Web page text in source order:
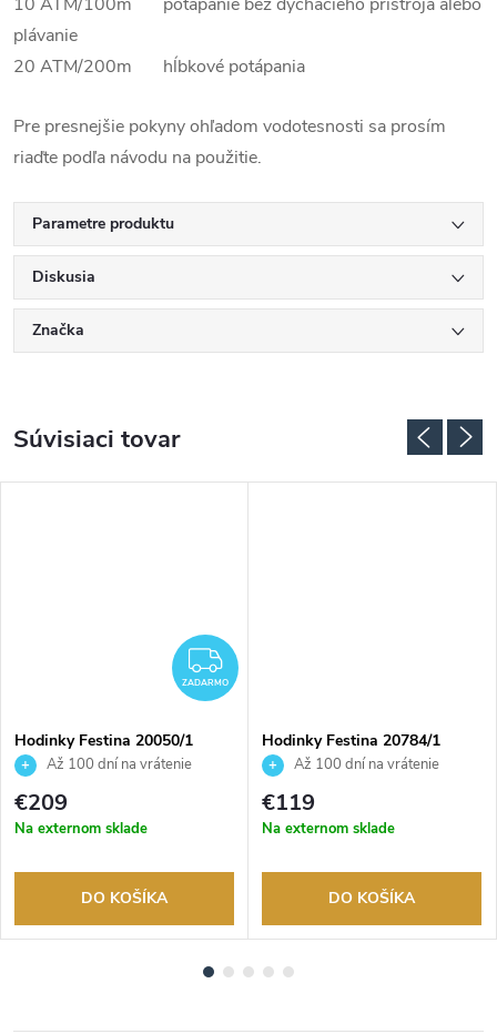
plávanie
20 ATM/200m hĺbkové potápania
Pre presnejšie pokyny ohľadom vodotesnosti sa prosím
riaďte podľa návodu na použitie.
Parametre produktu
Diskusia
Značka
Súvisiaci tovar
ZADARMO
ZADARMO
Hodinky Festina 20050/1
Až 100 dní na vrátenie
tovaru. Autorizovaný predajca.
€209
Na externom sklade
DO KOŠÍKA
Hodinky Festina 20784/1
Až 100 dní na vrátenie
tovaru. Autorizovaný predajca.
€119
Na externom sklade
DO KOŠÍKA